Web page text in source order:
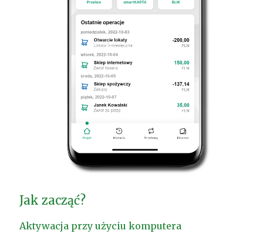
Jak zacząć?
Aktywacja przy użyciu komputera